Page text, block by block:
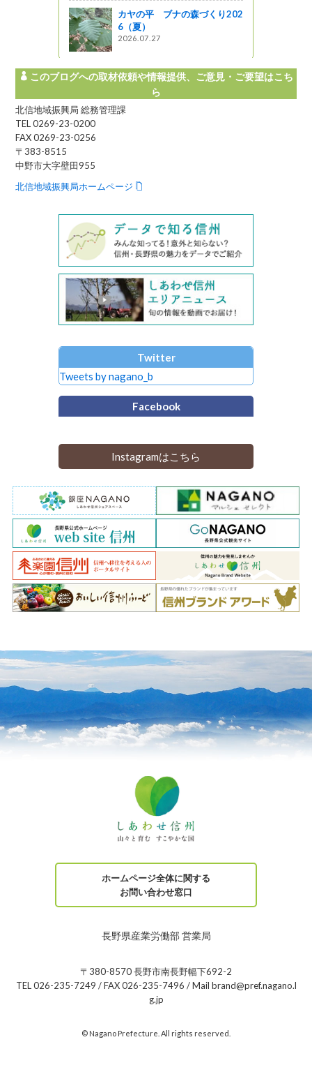
カヤの平 ブナの森づくり202
6（夏）
2026.07.27
このブログへの取材依頼や情報提供、ご意見・ご要望はこち
ら
北信地域振興局 総務管理課
TEL 0269-23-0200
FAX 0269-23-0256
〒383-8515
中野市大字壁田955
北信地域振興局ホームページ
Twitter
Tweets by nagano_b
Facebook
Instagramはこちら
ホームページ全体に関する
お問い合わせ窓口
長野県産業労働部 営業局
〒380-8570 長野市南長野幅下692-2
TEL 026-235-7249 / FAX 026-235-7496 / Mail brand@pref.nagano.l
g.jp
© Nagano Prefecture. All rights reserved.